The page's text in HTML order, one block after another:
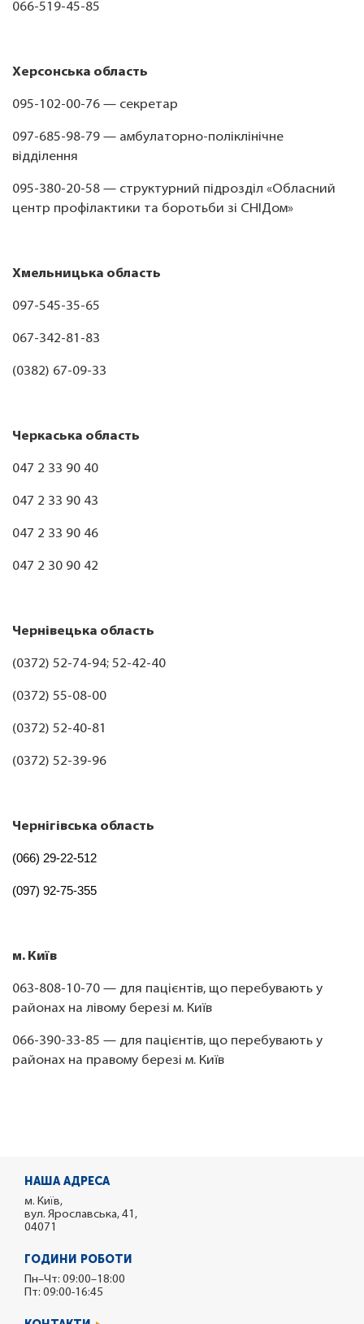
066-519-45-85
Херсонська область
095-102-00-76 — секретар
097-685-98-79 — амбулаторно-поліклінічне
відділення
095-380-20-58 — структурний підрозділ «Обласний
центр профілактики та боротьби зі СНІДом»
Хмельницька область
097-545-35-65
067-342-81-83
(0382) 67-09-33
Черкаська область
047 2 33 90 40
047 2 33 90 43
047 2 33 90 46
047 2 30 90 42
Чернівецька область
(0372) 52-74-94; 52-42-40
(0372) 55-08-00
(0372) 52-40-81
(0372) 52-39-96
Чернігівська область
(066) 29-22-512
(097) 92-75-355
м. Київ
063-808-10-70 — для пацієнтів, що перебувають у
районах на лівому березі м. Київ
066-390-33-85 — для пацієнтів, що перебувають у
районах на правому березі м. Київ
НАША АДРЕСА
м. Київ,
вул. Ярославська, 41,
04071
ГОДИНИ РОБОТИ
Пн–Чт: 09:00–18:00
Пт: 09:00-16:45